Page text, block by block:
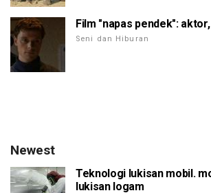
Film "napas pendek":
Seni dan Hiburan
Newest
Teknologi lukisan mobil.
lukisan logam